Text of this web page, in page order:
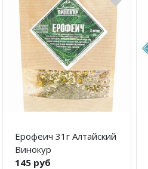
Ерофеич 31г Алтайский
Винокур
145 руб
Goodschnapps
CRAFT Сталь